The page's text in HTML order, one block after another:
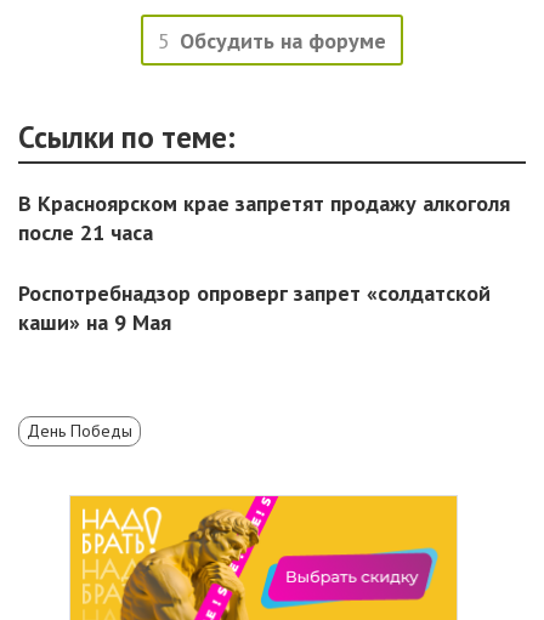
5 Обсудить на форуме
Ссылки по теме:
В Красноярском крае запретят продажу алкоголя
после 21 часа
Роспотребнадзор опроверг запрет «солдатской
каши» на 9 Мая
День Победы